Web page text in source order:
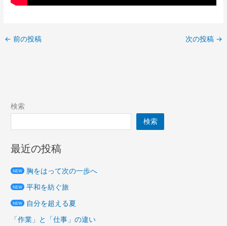
← 前の投稿 次の投稿 →
検索
検索
最近の投稿
NEW 胸をはって次の一歩へ
NEW 平和を紡ぐ旅
NEW
自分を超える夏
「作業」と「仕事」の違い